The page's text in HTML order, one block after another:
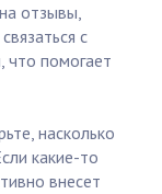
отзывы,
с
что помогает
насколько
какие-то
внесет